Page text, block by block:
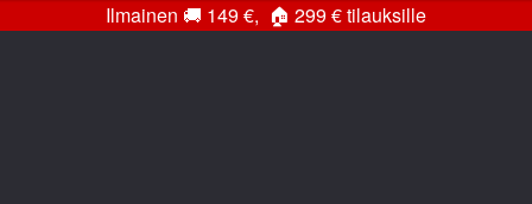
Ilmainen 🚚 149 €, 🏠 299 € tilauksille